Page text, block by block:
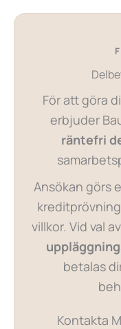
För att göra
erbjuder
räntefri
Ansökan görs
villkor. Vid val
betalas
Kontakta